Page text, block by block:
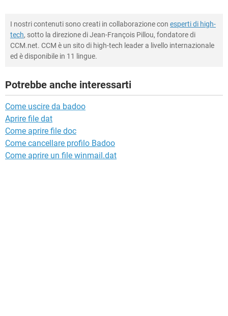
I nostri contenuti sono creati in collaborazione con esperti di high-
tech, sotto la direzione di Jean-François Pillou, fondatore di
CCM.net. CCM è un sito di high-tech leader a livello internazionale
ed è disponibile in 11 lingue.
Potrebbe anche interessarti
Come uscire da badoo
Aprire file dat
Come aprire file doc
Come cancellare profilo Badoo
Come aprire un file winmail.dat